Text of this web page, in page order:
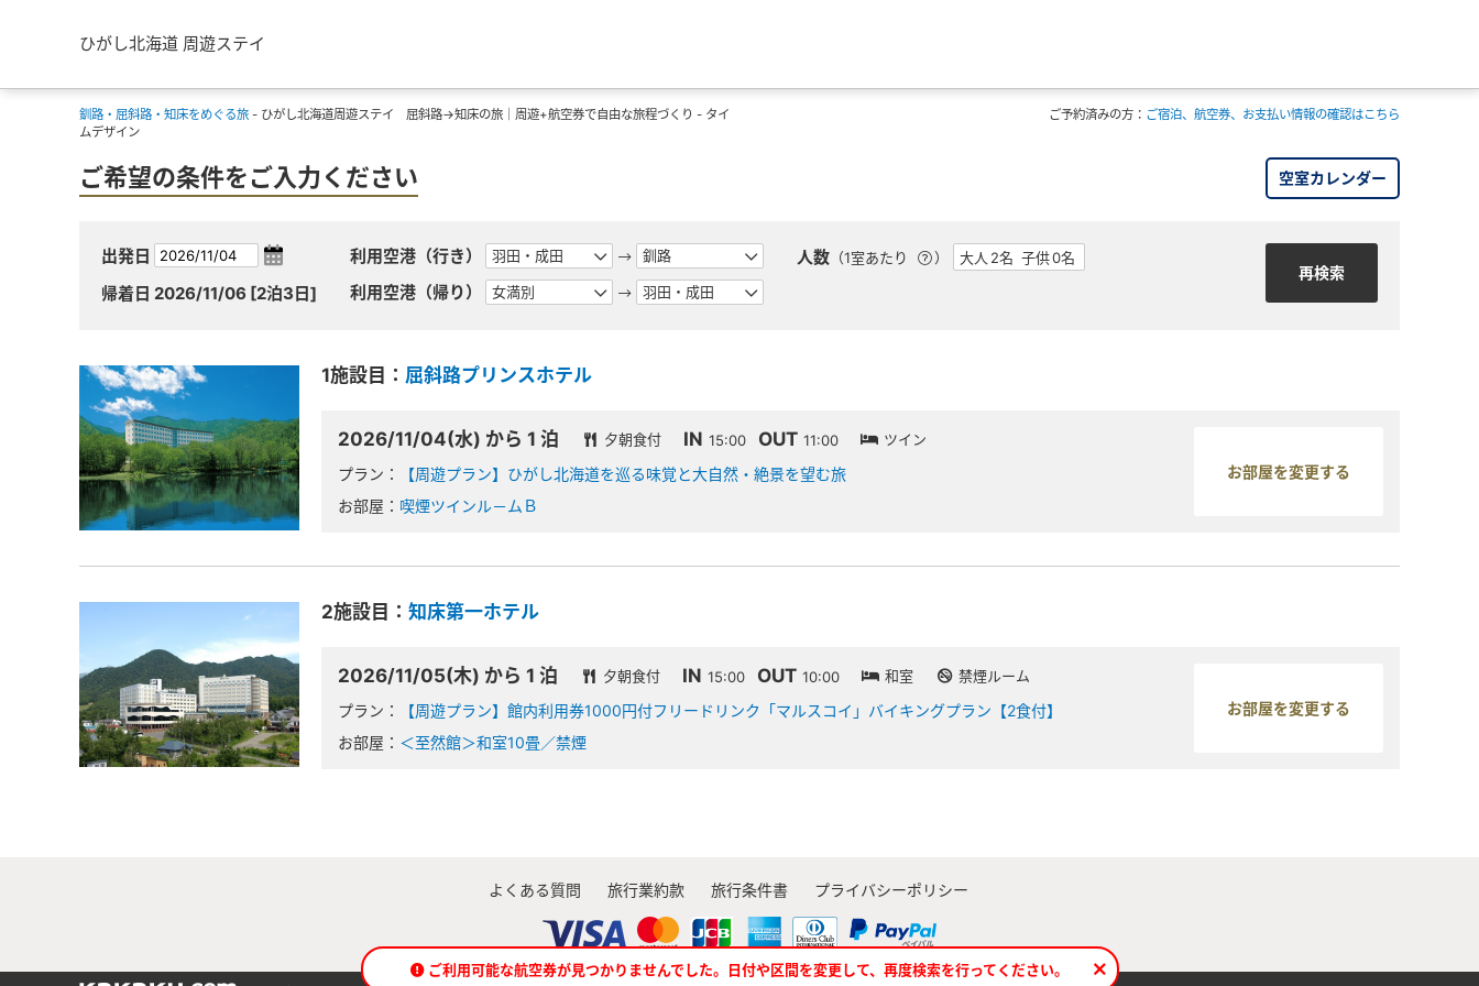
ひがし北海道 周遊ステイ
釧路・屈斜路・知床をめぐる旅 - ひがし北海道周遊ステイ 屈斜路→知床の旅｜周遊+航空券で自由な旅程づくり - タイ
ムデザイン
ご予約済みの方： ご宿泊、航空券、お支払い情報の確認はこちら
ご希望の条件をご入力ください 空室カレンダー
出発日
帰着日 2026/11/06 [2泊3日]
利用空港（行き）
利用空港（帰り）
人数 （1室あたり ）
1施設目： 屈斜路プリンスホテル
2026/11/04(水) から 1 泊 夕朝食付 IN 15:00 OUT 11:00 ツイン
プラン：
【周遊プラン】ひがし北海道を巡る味覚と大自然・絶景を望む旅
お部屋： 喫煙ツインル－ムＢ
2施設目： 知床第一ホテル
2026/11/05(木) から 1 泊 夕朝食付 IN 15:00 OUT 10:00 和室 禁煙ルーム
プラン：
【周遊プラン】館内利用券1000円付フリードリンク「マルスコイ」バイキングプラン【2食付】
お部屋： ＜至然館＞和室10畳／禁煙
ご利用可能な航空券が見つかりませんでした。日付や区間を変更して、再度検索を行ってください。
よくある質問 旅行業約款 旅行条件書 プライバシーポリシー